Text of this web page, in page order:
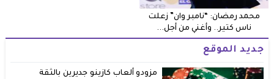
محمد رمضان: “نامبر وان” زعلت
ناس كتير.. وأغني من أجل...
جديد الموقع
مزودو ألعاب كازينو جديرين بالثقة